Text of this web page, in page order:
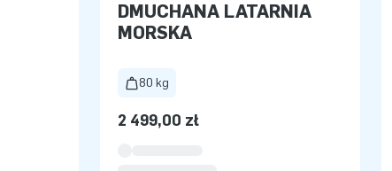
DMUCHANA LATARNIA
MORSKA
80 kg
2 499,00 zł